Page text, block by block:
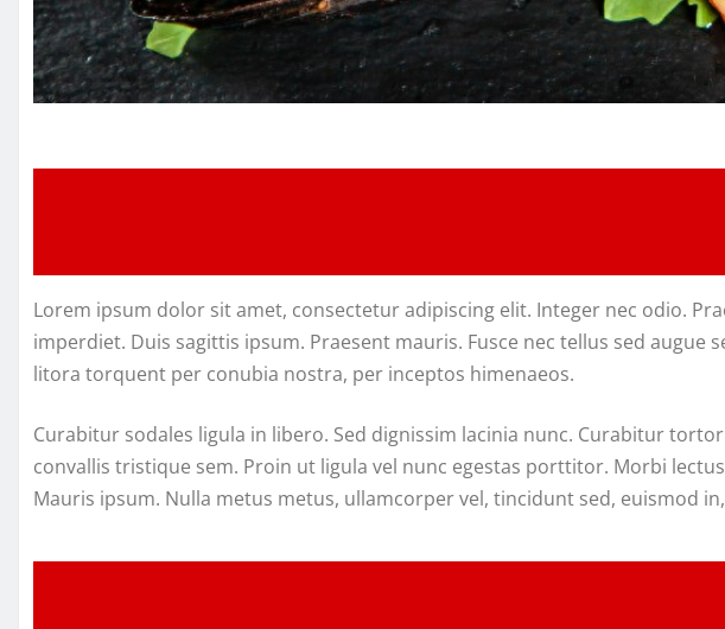
Lorem ipsum dolor sit amet, consectetur adipiscing elit. Integer nec odio.
imperdiet. Duis sagittis ipsum. Praesent mauris. Fusce nec tellus sed
litora torquent per conubia nostra, per inceptos himenaeos.
Curabitur sodales ligula in libero. Sed dignissim lacinia nunc. Curabitur
convallis tristique sem. Proin ut ligula vel nunc egestas porttitor. Morbi
Mauris ipsum. Nulla metus metus, ullamcorper vel, tincidunt sed, euismod